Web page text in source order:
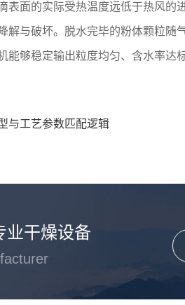
表面的实际受热温度远低于热风
解与破坏。脱水完毕的粉体颗粒
够稳定输出粒度均匀、含水率达
与工艺参数匹配逻辑
业干燥设备